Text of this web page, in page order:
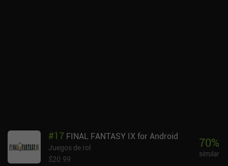
#17 FINAL FANTASY IX for Android
Juegos de rol
$20.99
70%
similar